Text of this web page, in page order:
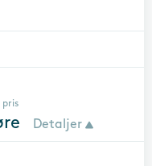
pris
Detaljer